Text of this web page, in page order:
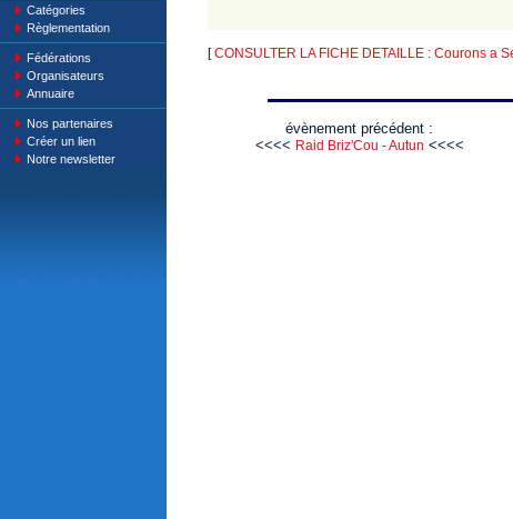
Catégories
Règlementation
Fédérations
Organisateurs
Annuaire
Nos partenaires
Créer un lien
Notre newsletter
[CONSULTER LA FICHE DETAILLE : Courons a
évènement précédent :
<<<< Raid Briz'Cou - Autun <<<<